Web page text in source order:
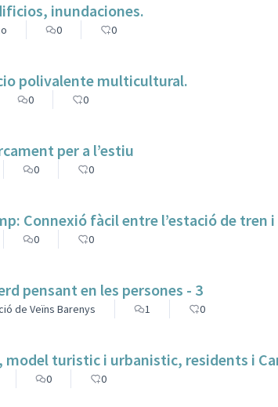
inundaciones.
0 0
polivalente multicultural.
0 0
per a l’estiu
0 0
Connexió fàcil entre l’estació de tren
0 0
pensant en les persones - 3
de Veïns Barenys 1 0
model turistic i urbanistic, residents i
0 0